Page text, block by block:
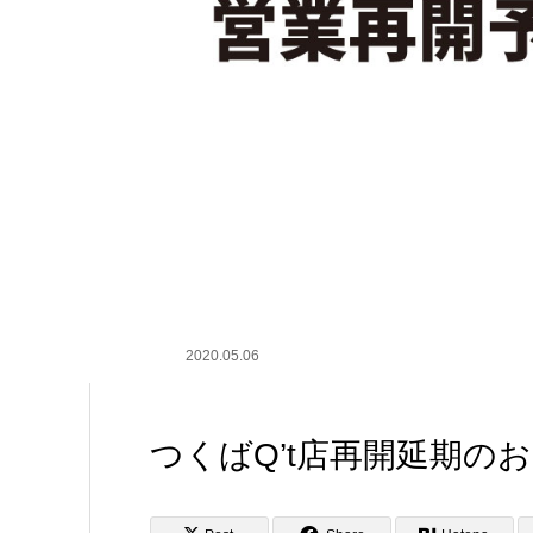
2020.05.06
つくばQ’t店再開延期の